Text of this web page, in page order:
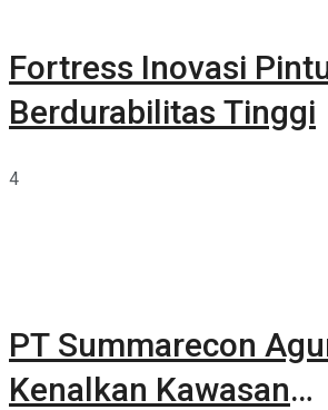
Fortress Inovasi
Berdurabilitas Tinggi
4
PT Summarecon
Kenalkan Kawasan